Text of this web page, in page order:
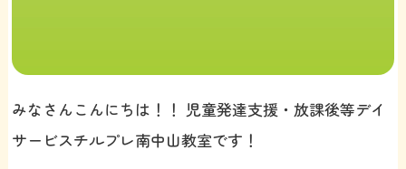
みなさんこんにちは！！ 児童発達支援・放課後等デイ
サービスチルプレ南中山教室です！